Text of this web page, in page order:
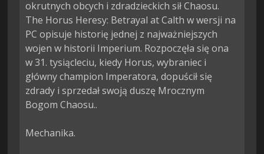
okrutnych obcych i zdradzieckich sił Chaosu.
The Horus Heresy: Betrayal at Calth w wersji na
PC opisuje historię jednej z najważniejszych
wojen w historii Imperium. Rozpoczęła się ona
w 31. tysiącleciu, kiedy Horus, wybraniec i
główny champion Imperatora, dopuścił się
zdrady i sprzedał swoją duszę Mrocznym
Bogom Chaosu..
Mechanika.